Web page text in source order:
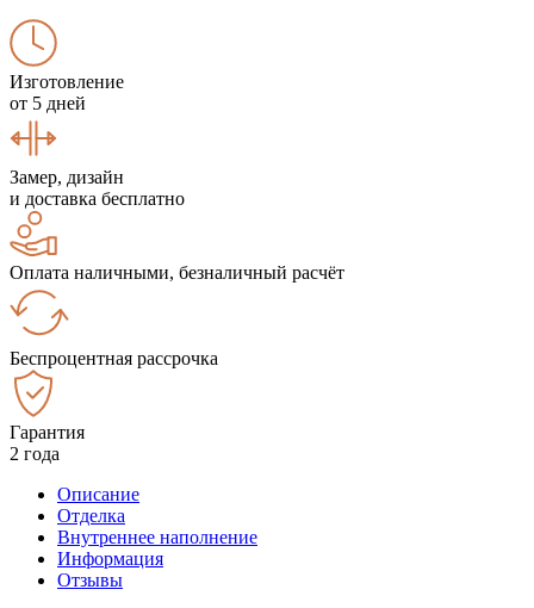
Изготовление
от 5 дней
Замер, дизайн
и доставка бесплатно
Оплата наличными, безналичный расчёт
Беспроцентная рассрочка
Гарантия
2 года
Описание
Отделка
Внутреннее наполнение
Информация
Отзывы